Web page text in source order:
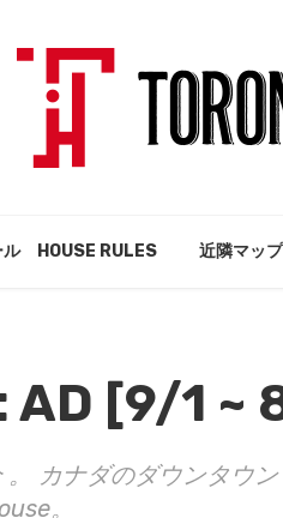
ル HOUSE RULES 近隣マッ
AD [9/1 ~
。 カナダのダウンタウ
。